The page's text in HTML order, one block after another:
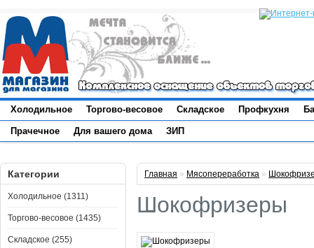
Холодильное Торгово-весовое Складское Профкухня
Прачечное Для вашего дома ЗИП
Категории
Холодильное (1311)
Торгово-весовое (1435)
Складское (255)
Главная » Мясопереработка »
Шокофризеры